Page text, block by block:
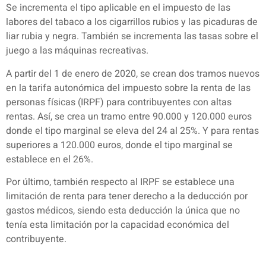
Se incrementa el tipo aplicable en el impuesto de las
labores del tabaco a los cigarrillos rubios y las picaduras de
liar rubia y negra. También se incrementa las tasas sobre el
juego a las máquinas recreativas.
A partir del 1 de enero de 2020, se crean dos tramos nuevos
en la tarifa autonómica del impuesto sobre la renta de las
personas físicas (IRPF) para contribuyentes con altas
rentas. Así, se crea un tramo entre 90.000 y 120.000 euros
donde el tipo marginal se eleva del 24 al 25%. Y para rentas
superiores a 120.000 euros, donde el tipo marginal se
establece en el 26%.
Por último, también respecto al IRPF se establece una
limitación de renta para tener derecho a la deducción por
gastos médicos, siendo esta deducción la única que no
tenía esta limitación por la capacidad económica del
contribuyente.